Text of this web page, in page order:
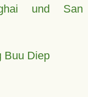
und San
Buu Diep